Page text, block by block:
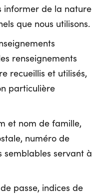
informer de la nature
que nous utilisons.
renseignements
recueillis et utilisés,
particulière
et nom de famille,
numéro de
semblables servant à
passe, indices de